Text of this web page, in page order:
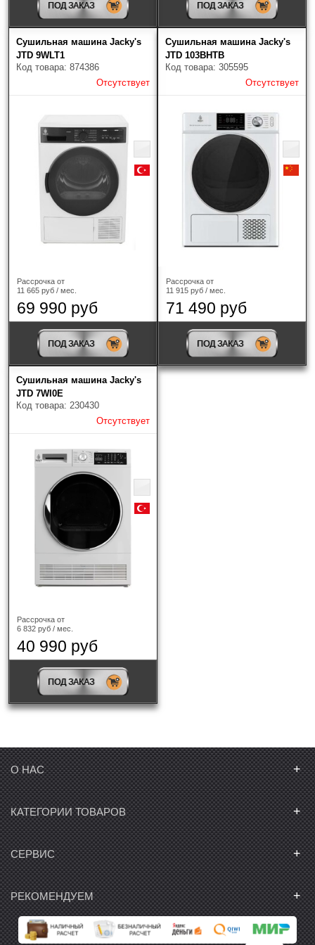
"Желдорэкспедиция" и другие,
до терминала (склада) транспортной компании в
Вашем городе или на Ваш домашний адрес. При
предварительном согласовании, Вы можете выбрать
самостоятельно транспортную компанию.
При отправке через транспортные компании
обязательно заказывается жесткая упаковка
ПОД ЗАКАЗ ПОД ЗАКАЗ
Сушильная машина Jacky's
JTD 9WLT1
Код товара: 874386
Отсутствует
Рассрочка от
11 665 руб / мес.
69 990 руб
ПОД ЗАКАЗ
Сушильная машина Jacky's
JTD 103BHTB
Код товара: 305595
Отсутствует
Рассрочка от
11 915 руб / мес.
71 490 руб
ПОД ЗАКАЗ
Сушильная машина Jacky's
JTD 7WI0E
Код товара: 230430
Отсутствует
Рассрочка от
6 832 руб / мес.
40 990 руб
ПОД ЗАКАЗ
О НАС +
КАТЕГОРИИ ТОВАРОВ +
СЕРВИС +
РЕКОМЕНДУЕМ +